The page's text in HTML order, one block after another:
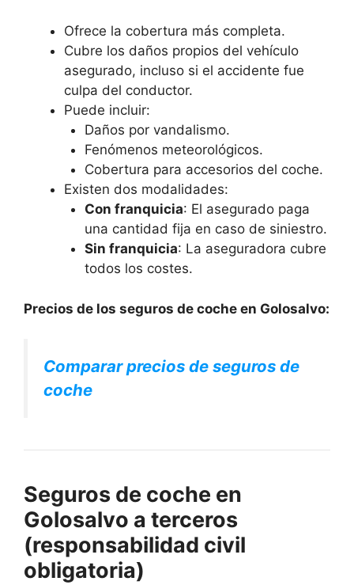
Ofrece la cobertura más completa.
Cubre los daños propios del vehículo
asegurado, incluso si el accidente fue
culpa del conductor.
Puede incluir:
Daños por vandalismo.
Fenómenos meteorológicos.
Cobertura para accesorios del coche.
Existen dos modalidades:
Con franquicia: El asegurado paga
una cantidad fija en caso de siniestro.
Sin franquicia: La aseguradora cubre
todos los costes.
Precios de los seguros de coche en Golosalvo:
Comparar precios de seguros de
coche
Seguros de coche en
Golosalvo a terceros
(responsabilidad civil
obligatoria)